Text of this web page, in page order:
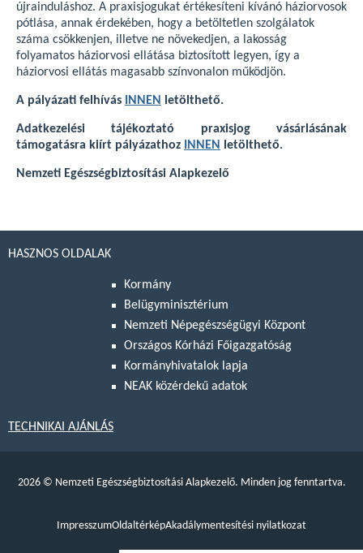
újrainduláshoz. A praxisjogukat értékesíteni kívánó háziorvosok
pótlása, annak érdekében, hogy a betöltetlen szolgálatok
száma csökkenjen, illetve ne növekedjen, a lakosság
folyamatos háziorvosi ellátása biztosított legyen, így a
háziorvosi ellátás magasabb színvonalon működjön.
A pályázati felhívás INNEN letölthető.
Adatkezelési tájékoztató praxisjog vásárlásának
támogatásra kiírt pályázathoz
INNEN letölthető.
Nemzeti Egészségbiztosítási Alapkezelő
HASZNOS OLDALAK
Kormány
Belügyminisztérium
Nemzeti Népegészségügyi Központ
Országos Kórházi Főigazgatóság
Kormányhivatalok lapja
NEAK közérdekű adatok
TECHNIKAI AJÁNLÁS
2026 © Nemzeti Egészségbiztosítási Alapkezelő. Minden jog fenntartva.
ImpresszumOldaltérképAkadálymentesítési nyilatkozat